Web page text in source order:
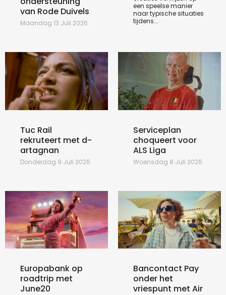
van Rode Duivels
Maandag 13 Juli 2026
een speelse manier
naar typische situaties
tijdens...
Tuc Rail
rekruteert met d-
artagnan
Donderdag 9 Juli 2026
Serviceplan
choqueert voor
ALS Liga
Woensdag 8 Juli 2026
Europabank op
roadtrip met
June20
Bancontact Pay
onder het
vriespunt met Air